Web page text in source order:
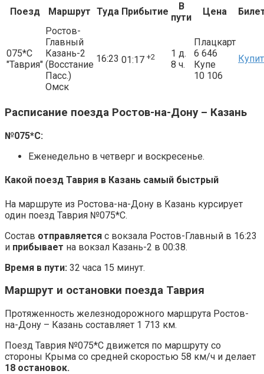
Поезд Маршрут Туда Прибытие
В
пути
Цена
075*С
"Таврия"
Ростов-
Главный
Казань-2
(Восстание
Пасс.)
Омск
16:23 01:17 +2
1 д.
8 ч.
Плацкарт
6 646
Купе
10 106
Расписание поезда Ростов-на-Дону – Казань
№075*С:
Еженедельно в четверг и воскресенье.
Какой поезд Таврия в Казань самый быстрый
На маршруте из Ростова-на-Дону в Казань курсирует
один поезд Таврия №075*С.
Состав отправляется с вокзала Ростов-Главный в 16:23
и прибывает на вокзал Казань-2 в 00:38.
Время в пути: 32 часа 15 минут.
Маршрут и остановки поезда Таврия
Протяженность железнодорожного маршрута Ростов-
на-Дону – Казань составляет 1 713 км.
Поезд Таврия №075*С движется по маршруту со
стороны Крыма со средней скоростью 58 км/ч и делает
18 остановок.